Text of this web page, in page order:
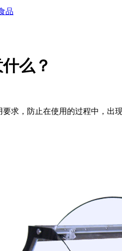
品
么？
求，防止在使用的过程中，出